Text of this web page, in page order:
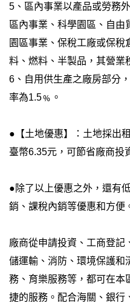
5、區內事業以產品或勞務
區內事業、科學園區、自由
園區事業、保稅工廠或保
料、燃料、半製品，其營業
6、自用供生產之廠房部分
率為1.5﹪。
●【土地優惠】：土地採出
臺幣6.35元，可節省廠商投
●除了以上優惠之外，還有
銷、課稅內銷等優惠和方便
廠商從申請投資、工商登記
儲運輸、消防、環境保護和
務、育樂服務等，都可在本
捷的服務。配合海關、銀行